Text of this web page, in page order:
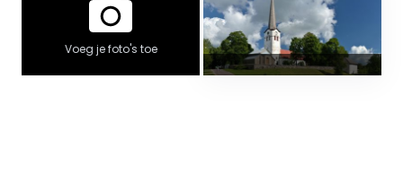
Voeg je foto's toe